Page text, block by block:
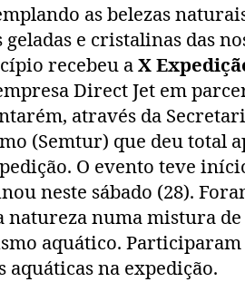
as belezas
geladas e cristalinas das
recebeu aX
Direct Jet em
através da
(Semtur) que deu total
O evento teve
neste sábado (28).
natureza numa mistura
aquático. Participaram
aquáticas na expedição.